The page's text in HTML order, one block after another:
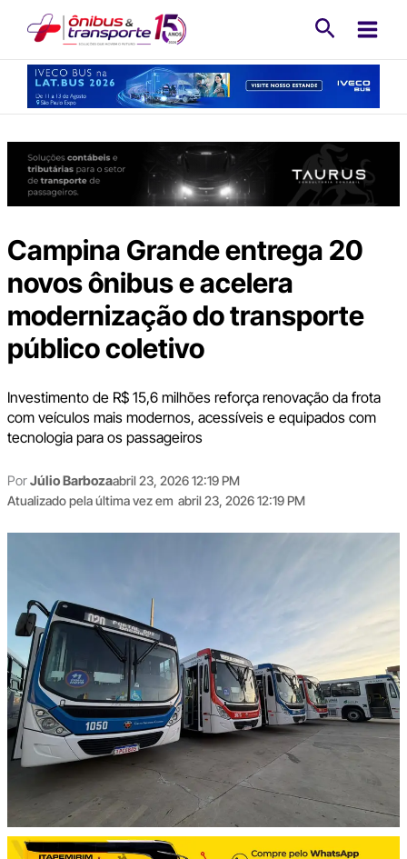
conteúdo
Campina Grande entrega 20
novos ônibus e acelera
modernização do transporte
público coletivo
Investimento de R$ 15,6 milhões reforça renovação da frota
com veículos mais modernos, acessíveis e equipados com
tecnologia para os passageiros
PorJúlio Barbozaabril 23, 2026 12:19 PM
Atualizado pela última vez em abril 23, 2026 12:19 PM